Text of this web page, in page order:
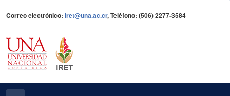
Correo electrónico: iret@una.ac.cr, Teléfono: (506) 2277-3584